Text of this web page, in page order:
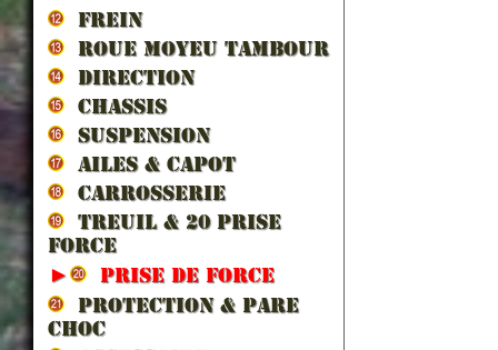
FREIN
ROUE MOYEU TAMBOUR
DIRECTION
CHASSIS
SUSPENSION
AILES & CAPOT
CARROSSERIE
TREUIL & 20 prise
force
►
PRISE DE FORCE
PROTECTION & PARE
CHOC